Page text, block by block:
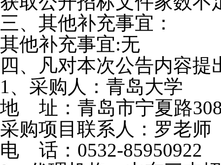
三、其他补充事宜：
其他补充事宜:无
四、凡对本次公告内容
1、采购人： 青岛大学
地 址：青岛市宁夏路
采购项目联系人： 罗老师
电 话： 0532-85950922